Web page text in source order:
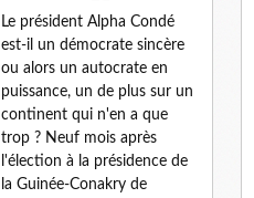
Le président Alpha Condé
est-il un démocrate sincère
ou alors un autocrate en
puissance, un de plus sur un
continent qui n'en a que
trop ? Neuf mois après
l'élection à la présidence de
la Guinée-Conakry de